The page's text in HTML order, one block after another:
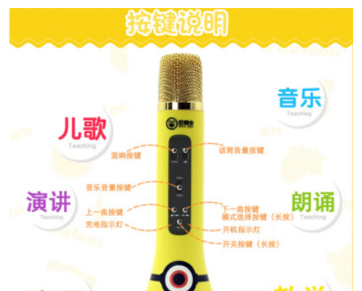
820+イノベーション
A 5 7.1サウドカード
ドットコムを电话生
放送します。
ラックトラックトラ
ックトラックトラッ
トラックトラックト
ラックトラックトラ
ックトラックトラッ
泛用外付けで全セク
ト录音室変声K歌黒色